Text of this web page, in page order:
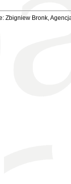
Zbigniew Bronk,